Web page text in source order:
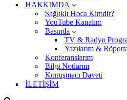
HAKKIMDA
Sağlıklı Hoca Kimdir?
YouTube Kanalım
Basında
TV & Radyo
Yazılarım &
Konferanslarım
Bilgi Notlarım
Konuşmacı Daveti
İLETİŞİM